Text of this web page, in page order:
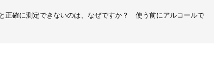
正確に測定できないのは、なぜですか？ 使う前にアルコールで